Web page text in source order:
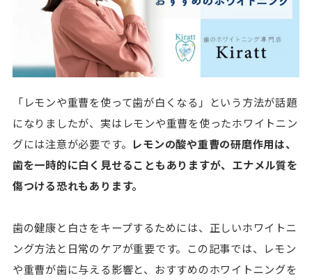
「レモンや重曹を使って歯が白くなる」という方法が話題
になりましたが、実はレモンや重曹を使ったホワイトニン
グには注意が必要です。 レモンの酸や重曹の研磨作用は、
歯を一時的に白く見せることもありますが、エナメル質を
傷つける恐れもあります。
歯の健康と白さをキープするためには、正しいホワイトニ
ング方法と日常のケアが重要です。この記事では、レモン
や重曹が歯に与える影響と、おすすめのホワイトニングを